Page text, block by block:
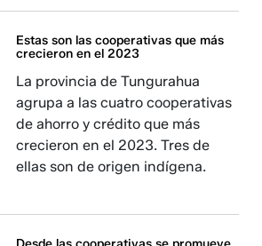
Estas son las cooperativas que más
crecieron en el 2023
La provincia de Tungurahua
agrupa a las cuatro cooperativas
de ahorro y crédito que más
crecieron en el 2023. Tres de
ellas son de origen indígena.